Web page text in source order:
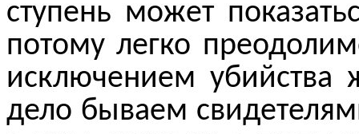
ступень может
потому легко
исключением
дело бываем